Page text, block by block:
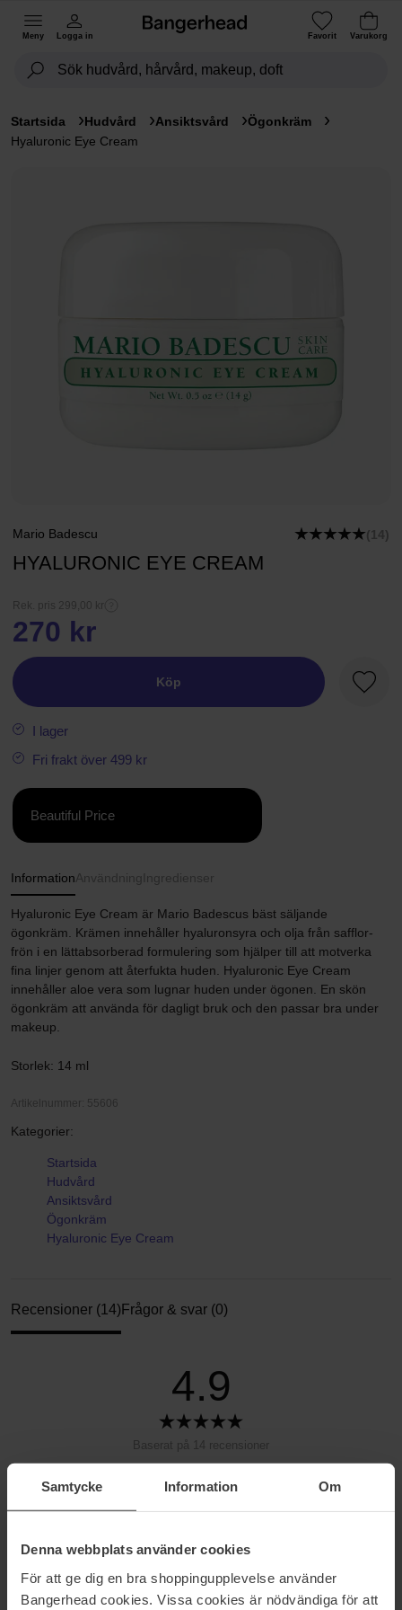
Samtycke Information Om
Denna webbplats använder cookies
För att ge dig en bra shoppingupplevelse använder
Bangerhead cookies. Vissa cookies är nödvändiga för att
Meny Logga in Favorit Varukorg
Startsida Hudvård Ansiktsvård
Ögonkräm
Hyaluronic Eye Cream
Mario Badescu (14)
HYALURONIC EYE CREAM
Rek. pris 299,00 kr
270 kr
Köp
I lager
Fri frakt över 499 kr
Beautiful Price
InformationAnvändning Ingredienser
Hyaluronic Eye Cream är Mario Badescus bäst säljande
ögonkräm. Krämen innehåller hyaluronsyra och olja från safflor-
frön i en lättabsorberad formulering som hjälper till att motverka
fina linjer genom att återfukta huden. Hyaluronic Eye Cream
innehåller aloe vera som lugnar huden under ögonen. En skön
ögonkräm att använda för dagligt bruk och den passar bra under
makeup.
Storlek: 14 ml
Artikelnummer: 55606
Kategorier:
Startsida
Hudvård
Ansiktsvård
Ögonkräm
Hyaluronic Eye Cream
Recensioner (14) Frågor & svar (0)
4.9
Baserat på 14 recensioner
4
14%
0%